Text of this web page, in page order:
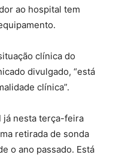
ao hospital tem
clínica do
divulgado, “está
clínica”.
já nesta terça-feira
retirada de sonda
o ano passado. Está